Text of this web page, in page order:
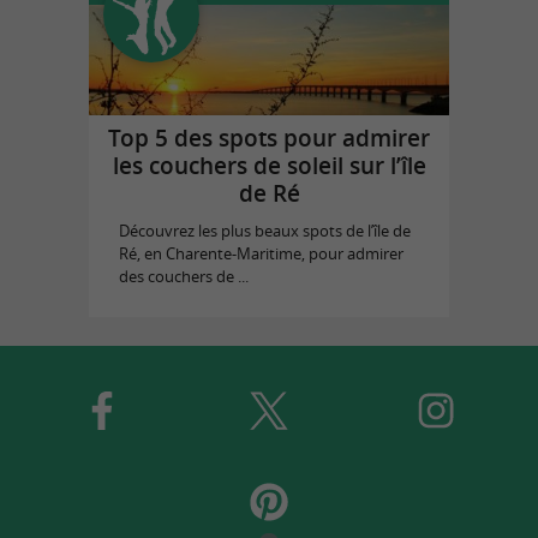
Top 5 des spots pour admirer
les couchers de soleil sur l’île
de Ré
Découvrez les plus beaux spots de l’île de
Ré, en Charente-Maritime, pour admirer
des couchers de ...